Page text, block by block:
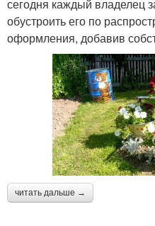
сегодня каждый владелец
обустроить его по
оформления, добавив
читать дальше →